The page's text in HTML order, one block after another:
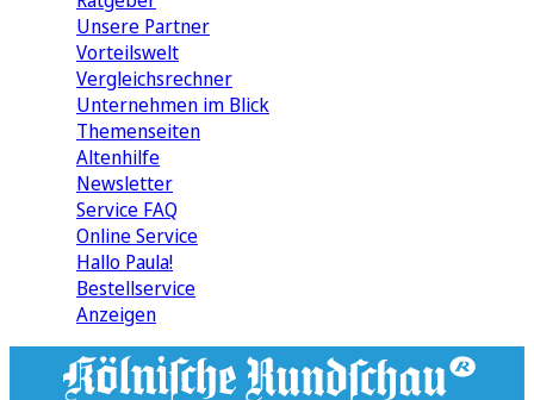
Unsere Partner
Vorteilswelt
Vergleichsrechner
Unternehmen im Blick
Themenseiten
Altenhilfe
Newsletter
Service FAQ
Online Service
Hallo Paula!
Bestellservice
Anzeigen